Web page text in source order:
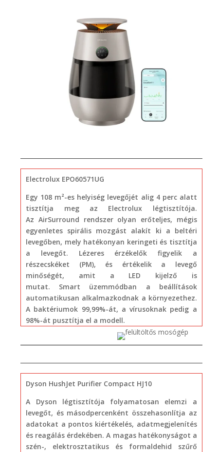
Electrolux EPO60571UG
Egy 108 m²-es helyiség levegőjét alig 4 perc alatt
tisztítja meg az Electrolux légtisztítója.
Az AirSurround rendszer olyan erőteljes, mégis
egyenletes spirális mozgást alakít ki a beltéri
levegőben, mely hatékonyan keringeti és tisztítja
a levegőt. Lézeres érzékelők figyelik a
részecskéket (PM), és értékelik a levegő
minőségét, amit a LED kijelző is
mutat. Smart üzemmódban a beállítások
automatikusan alkalmazkodnak a környezethez.
A baktériumok 99,99%-át, a vírusoknak pedig a
98%-át pusztítja el a modell.
Dyson HushJet Purifier Compact HJ10
A Dyson légtisztítója folyamatosan elemzi a
levegőt, és másodpercenként összehasonlítja az
adatokat a pontos kiértékelés, adatmegjelenítés
és reagálás érdekében. A magas hatékonyságot a
szén-, elektrosztatikus és formaldehid szűrő